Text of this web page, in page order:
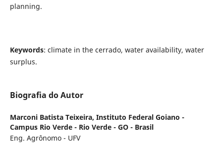
planning.
Keywords: climate in the cerrado, water availability, water
surplus.
Biografia do Autor
Marconi Batista Teixeira, Instituto Federal Goiano -
Campus Rio Verde - Rio Verde - GO - Brasil
Eng. Agrônomo - UFV